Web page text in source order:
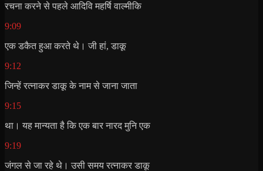
रचना करने से पहले आदिवि महर्षि वाल्मीकि
9:09
एक डकैत हुआ करते थे। जी हां, डाकू
9:12
जिन्हें रत्नाकर डाकू के नाम से जाना जाता
9:15
था। यह मान्यता है कि एक बार नारद मुनि एक
9:19
जंगल से जा रहे थे। उसी समय रत्नाकर डाकू